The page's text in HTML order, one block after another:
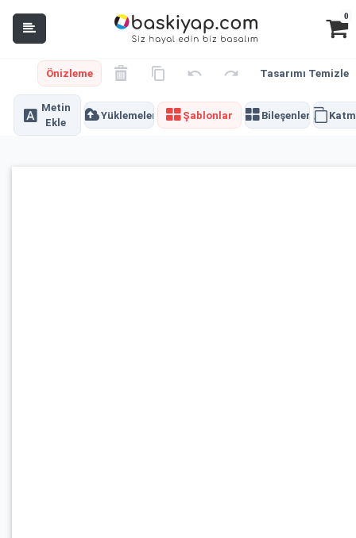
0
Önizleme Tasarımı Temizle
Metin
Ekle
Yüklemeler Şablonlar Bileşenler